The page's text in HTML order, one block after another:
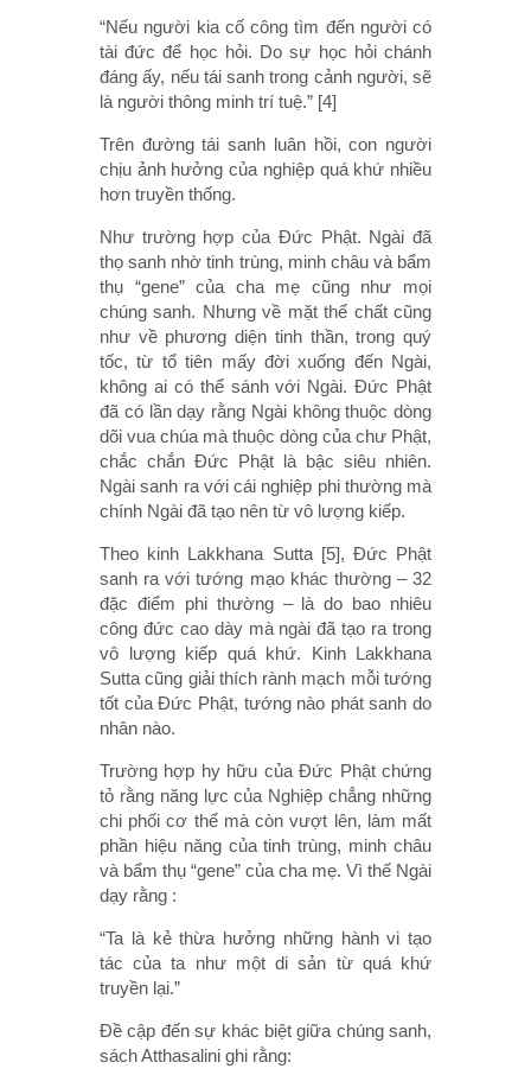
“Nếu người kia cố công tìm đến người có
tài đức để học hỏi. Do sự học hỏi chánh
đáng ấy, nếu tái sanh trong cảnh người, sẽ
là người thông minh trí tuệ.” [4]
Trên đường tái sanh luân hồi, con người
chịu ảnh hưởng của nghiệp quá khứ nhiều
hơn truyền thống.
Như trường hợp của Đức Phật. Ngài đã
thọ sanh nhờ tinh trùng, minh châu và bẩm
thụ “gene” của cha mẹ cũng như mọi
chúng sanh. Nhưng về mặt thể chất cũng
như về phương diện tinh thần, trong quý
tốc, từ tổ tiên mấy đời xuống đến Ngài,
không ai có thể sánh với Ngài. Đức Phật
đã có lần dạy rằng Ngài không thuộc dòng
dõi vua chúa mà thuộc dòng của chư Phật,
chắc chắn Đức Phật là bậc siêu nhiên.
Ngài sanh ra với cái nghiệp phi thường mà
chính Ngài đã tạo nên từ vô lượng kiếp.
Theo kinh Lakkhana Sutta [5], Đức Phật
sanh ra với tướng mạo khác thường – 32
đặc điểm phi thường – là do bao nhiêu
công đức cao dày mà ngài đã tạo ra trong
vô lượng kiếp quá khứ. Kinh Lakkhana
Sutta cũng giải thích rành mạch mỗi tướng
tốt của Đức Phật, tướng nào phát sanh do
nhân nào.
Trường hợp hy hữu của Đức Phật chứng
tỏ rằng năng lực của Nghiệp chẳng những
chi phối cơ thể mà còn vượt lên, làm mất
phần hiệu năng của tinh trùng, minh châu
và bẩm thụ “gene” của cha mẹ. Vì thế Ngài
dạy rằng :
“Ta là kẻ thừa hưởng những hành vi tạo
tác của ta như một di sản từ quá khứ
truyền lại.”
Đề cập đến sự khác biệt giữa chúng sanh,
sách Atthasalini ghi rằng: